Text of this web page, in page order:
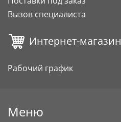
Вызов специалиста
Интернет-магазин
Рабочий график
Меню